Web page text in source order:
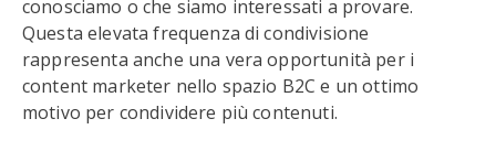
conosciamo o che siamo interessati a provare.
Questa elevata frequenza di condivisione
rappresenta anche una vera opportunità per i
content marketer nello spazio B2C e un ottimo
motivo per condividere più contenuti.